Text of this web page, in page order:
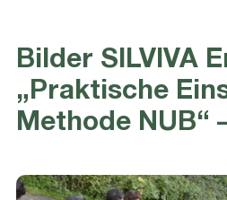
Bilder SILVIVA
„Praktische
Methode NUB“